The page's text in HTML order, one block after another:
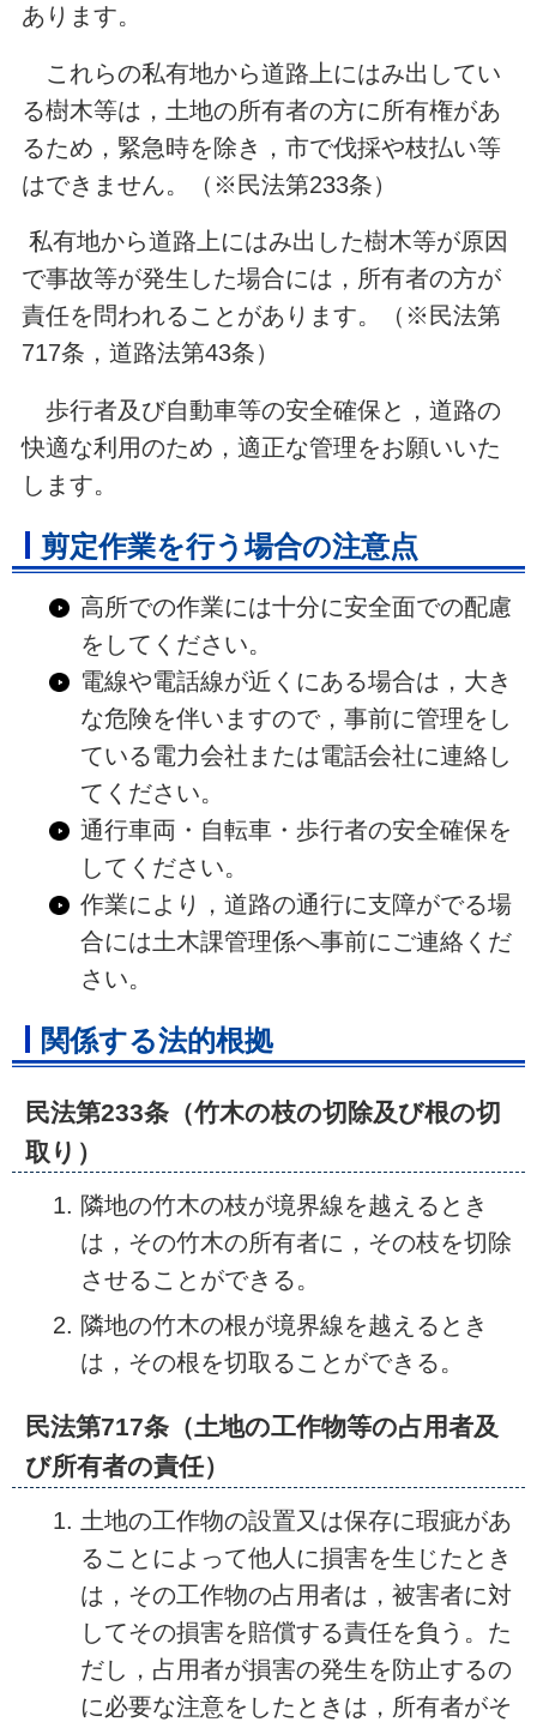
あります。
これらの私有地から道路上にはみ出してい
る樹木等は，土地の所有者の方に所有権があ
るため，緊急時を除き，市で伐採や枝払い等
はできません。（※民法第233条）
私有地から道路上にはみ出した樹木等が原因
で事故等が発生した場合には，所有者の方が
責任を問われることがあります。（※民法第
717条，道路法第43条）
歩行者及び自動車等の安全確保と，道路の
快適な利用のため，適正な管理をお願いいた
します。
剪定作業を行う場合の注意点
高所での作業には十分に安全面での配慮
をしてください。
電線や電話線が近くにある場合は，大き
な危険を伴いますので，事前に管理をし
ている電力会社または電話会社に連絡し
てください。
通行車両・自転車・歩行者の安全確保を
してください。
作業により，道路の通行に支障がでる場
合には土木課管理係へ事前にご連絡くだ
さい。
関係する法的根拠
民法第233条（竹木の枝の切除及び根の切
取り）
隣地の竹木の枝が境界線を越えるとき
は，その竹木の所有者に，その枝を切除
させることができる。
隣地の竹木の根が境界線を越えるとき
は，その根を切取ることができる。
民法第717条（土地の工作物等の占用者及
び所有者の責任）
土地の工作物の設置又は保存に瑕疵があ
ることによって他人に損害を生じたとき
は，その工作物の占用者は，被害者に対
してその損害を賠償する責任を負う。た
だし，占用者が損害の発生を防止するの
に必要な注意をしたときは，所有者がそ